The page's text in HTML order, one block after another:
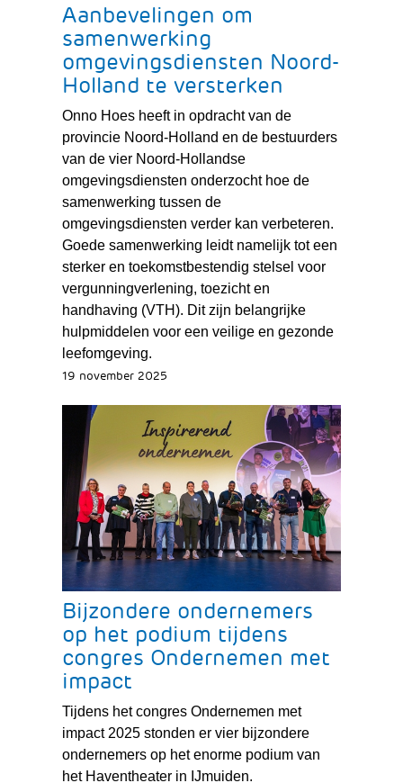
Aanbevelingen om
samenwerking
omgevingsdiensten Noord-
Holland te versterken
Onno Hoes heeft in opdracht van de
provincie Noord-Holland en de bestuurders
van de vier Noord-Hollandse
omgevingsdiensten onderzocht hoe de
samenwerking tussen de
omgevingsdiensten verder kan verbeteren.
Goede samenwerking leidt namelijk tot een
sterker en toekomstbestendig stelsel voor
vergunningverlening, toezicht en
handhaving (VTH). Dit zijn belangrijke
hulpmiddelen voor een veilige en gezonde
leefomgeving.
19 november 2025
Bijzondere ondernemers
op het podium tijdens
congres Ondernemen met
impact
Tijdens het congres Ondernemen met
impact 2025 stonden er vier bijzondere
ondernemers op het enorme podium van
het Haventheater in IJmuiden.